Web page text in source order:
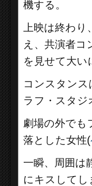
機する。
上映は終わり
え、共演者
を見せて大い
コンスタン
ラフ・スタジ
劇場の外でも
落とした女性(
一瞬、周囲は
にキスしてし